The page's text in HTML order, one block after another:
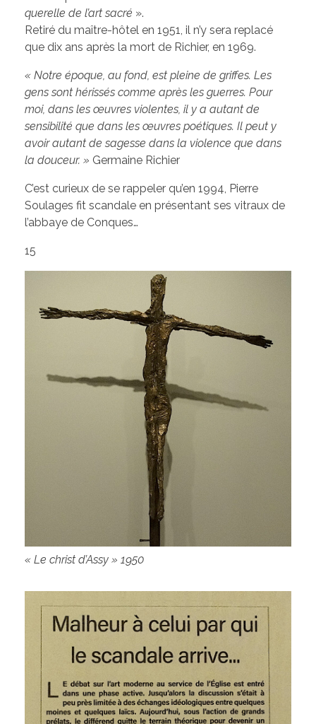
querelle de l’art sacré ».
Retiré du maître-hôtel en 1951, il n’y sera replacé
que dix ans après la mort de Richier, en 1969.
« Notre époque, au fond, est pleine de griffes. Les
gens sont hérissés comme après les guerres. Pour
moi, dans les œuvres violentes, il y a autant de
sensibilité que dans les œuvres poétiques. Il peut y
avoir autant de sagesse dans la violence que dans
la douceur. » Germaine Richier
C’est curieux de se rappeler qu’en 1994, Pierre
Soulages fit scandale en présentant ses vitraux de
l’abbaye de Conques…
15
« Le christ d’Assy » 1950